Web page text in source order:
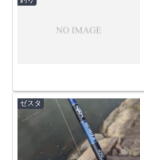
ゼスタ